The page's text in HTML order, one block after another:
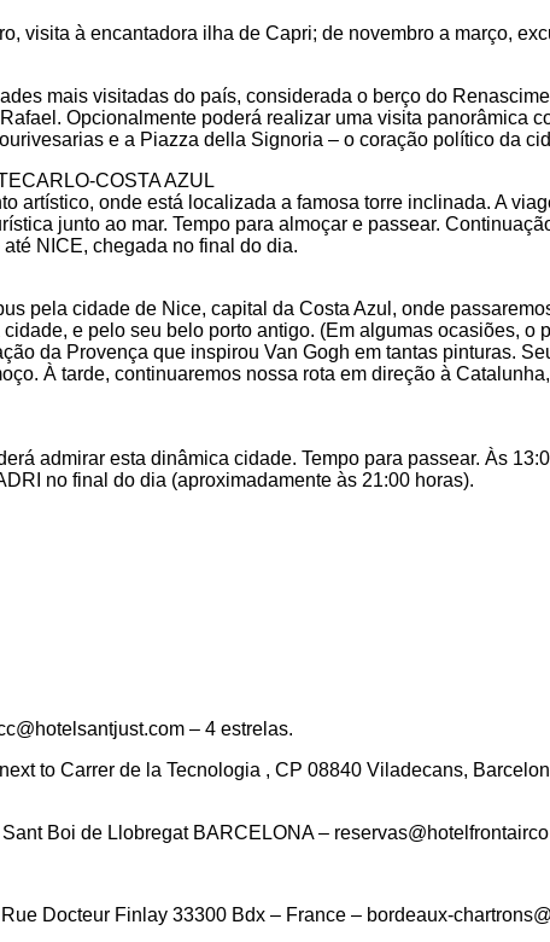
visita à encantadora ilha de Capri; de novembro a março,
mais visitadas do país, considerada o berço do
Opcionalmente poderá realizar uma visita panorâmica
e a Piazza della Signoria – o coração político da
COSTA AZUL
artístico, onde está localizada a famosa torre inclinada. A
junto ao mar. Tempo para almoçar e passear.
NICE, chegada no final do dia.
pela cidade de Nice, capital da Costa Azul, onde
e pelo seu belo porto antigo. (Em algumas ocasiões,
da Provença que inspirou Van Gogh em tantas pinturas.
À tarde, continuaremos nossa rota em direção à
admirar esta dinâmica cidade. Tempo para passear. Às
no final do dia (aproximadamente às 21:00 horas).
– 4 estrelas.
to Carrer de la Tecnologia , CP 08840 Viladecans,
Boi de Llobregat BARCELONA –
Docteur Finlay 33300 Bdx – France – bordeaux-